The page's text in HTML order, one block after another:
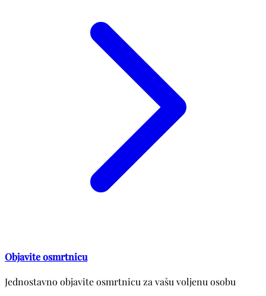
Objavite osmrtnicu
Jednostavno objavite osmrtnicu za vašu voljenu osobu